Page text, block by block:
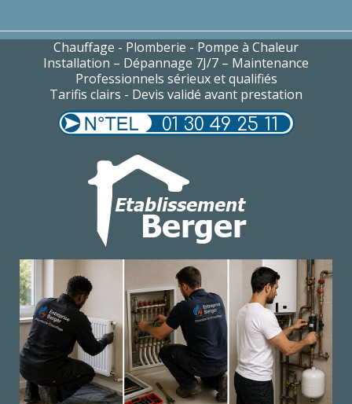
Chauffage - Plomberie - Pompe à Chaleur
Installation – Dépannage 7J/7 – Maintenance
Professionnels sérieux et qualifiés
Tarifis clairs - Devis validé avant prestation
01 30 49 25 11